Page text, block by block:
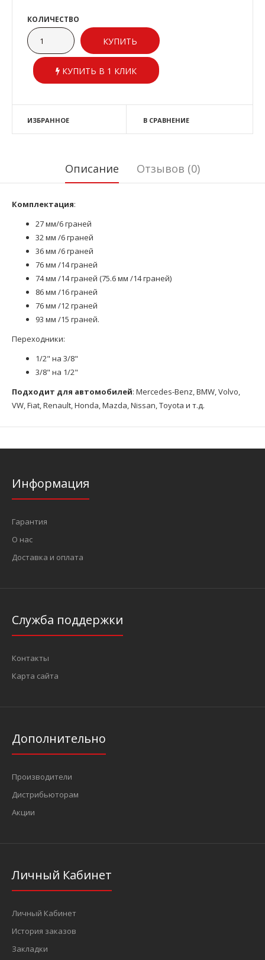
КОЛИЧЕСТВО
КУПИТЬ В 1 КЛИК
ИЗБРАННОЕ В СРАВНЕНИЕ
Описание Отзывов (0)
Комплектация:
27 мм/6 граней
32 мм /6 граней
36 мм /6 граней
76 мм /14 граней
74 мм /14 граней (75.6 мм /14 граней)
86 мм /16 граней
76 мм /12 граней
93 мм /15 граней.
Переходники:
1/2" на 3/8"
3/8" на 1/2"
Подходит для автомобилей: Mercedes-Benz, BMW, Volvo,
VW, Fiat, Renault, Honda, Mazda, Nissan, Toyota и т.д.
Информация
Гарантия
О нас
Доставка и оплата
Служба поддержки
Контакты
Карта сайта
Дополнительно
Производители
Дистрибьюторам
Акции
Личный Кабинет
Личный Кабинет
История заказов
Закладки